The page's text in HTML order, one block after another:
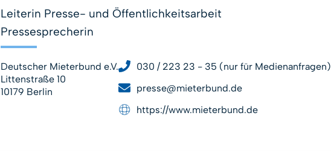
Leiterin Presse- und Öffentlichkeitsarbeit
Pressesprecherin
Deutscher Mieterbund e.V.
Littenstraße 10
10179 Berlin
030 / 223 23 - 35 (nur für Medienanfragen)
presse@mieterbund.de
https://www.mieterbund.de